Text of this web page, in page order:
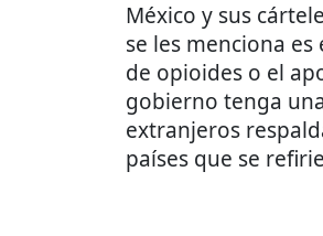
México y sus
se les menciona es
de opioides o el
gobierno tenga
extranjeros
países que se